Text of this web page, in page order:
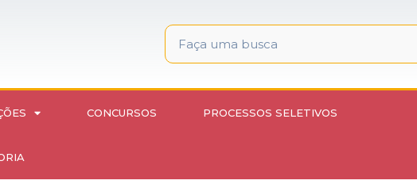
CONCURSOS PROCESSOS SELETIVOS